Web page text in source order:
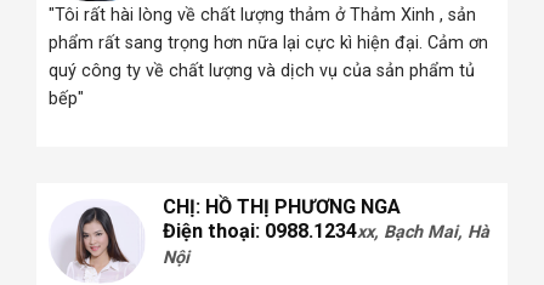
"Tôi rất hài lòng về chất lượng thảm ở Thảm Xinh , sản
phẩm rất sang trọng hơn nữa lại cực kì hiện đại. Cảm ơn
quý công ty về chất lượng và dịch vụ của sản phẩm tủ
bếp"
CHỊ: HỒ THỊ PHƯƠNG NGA
Điện thoại: 0988.1234xx, Bạch Mai, Hà
Nội